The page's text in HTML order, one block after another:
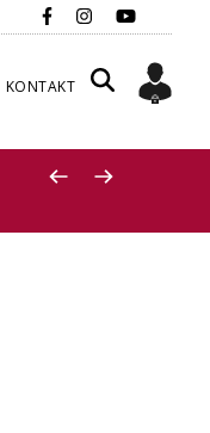
KONTAKT